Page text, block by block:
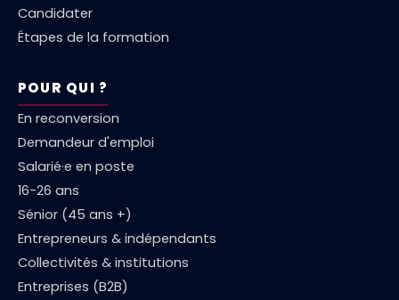
Candidater
Étapes de la formation
POUR QUI ?
En reconversion
Demandeur d'emploi
Salarié·e en poste
16-26 ans
Sénior (45 ans +)
Entrepreneurs & indépendants
Collectivités & institutions
Entreprises (B2B)